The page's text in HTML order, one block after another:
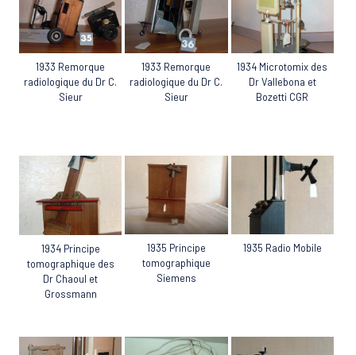
1933 Remorque
radiologique du Dr C.
Sieur
1933 Remorque
radiologique du Dr C.
Sieur
1934 Microtomix des
Dr Vallebona et
Bozetti CGR
1934 Principe
tomographique des
Dr Chaoul et
Grossmann
1935 Principe
tomographique
Siemens
1935 Radio Mobile